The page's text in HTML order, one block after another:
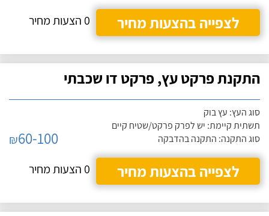
לצפייה בהצעות מחיר
0 הצעות מחיר
התקנת פרקט עץ, פרקט דו שכבתי
סוג העץ: עץ בוק
תשתית קיימת: יש לפרק פרקט/שטיח קיים
סוג התקנה: התקנה בהדבקה
₪60-100
לצפייה בהצעות מחיר
0 הצעות מחיר